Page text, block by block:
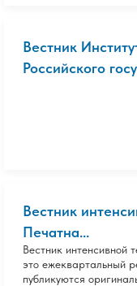
Вестник
Российского
Вестник
Печатна...
Вестник
это ежеквартальный
публикуются